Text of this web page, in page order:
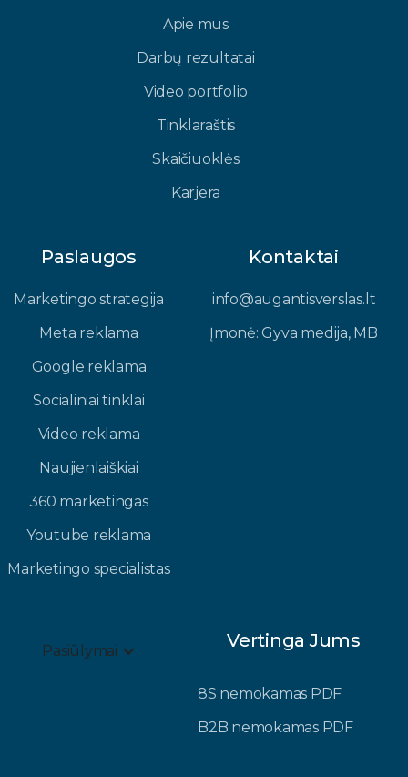
Apie mus
Darbų rezultatai
Video portfolio
Tinklaraštis
Skaičiuoklės
Karjera
Paslaugos
Marketingo strategija
Meta reklama
Google reklama
Socialiniai tinklai
Video reklama
Naujienlaiškiai
360 marketingas
Youtube reklama
Marketingo specialistas
Kontaktai
info@augantisverslas.lt​
Įmonė: Gyva medija, MB​
Pasiūlymai Vertinga Jums
8S nemokamas PDF
B2B nemokamas PDF